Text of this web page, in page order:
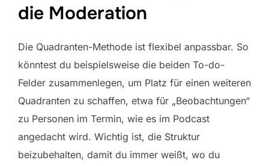
die Moderation
Die Quadranten-Methode ist flexibel anpassbar. So
könntest du beispielsweise die beiden To-do-
Felder zusammenlegen, um Platz für einen weiteren
Quadranten zu schaffen, etwa für „Beobachtungen“
zu Personen im Termin, wie es im Podcast
angedacht wird. Wichtig ist, die Struktur
beizubehalten, damit du immer weißt, wo du